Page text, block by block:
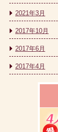
2021年3月
2017年10月
2017年6月
2017年4月